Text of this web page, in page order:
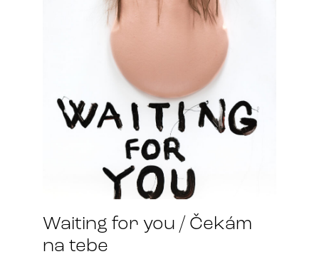
Waiting for you / Čekám
na tebe